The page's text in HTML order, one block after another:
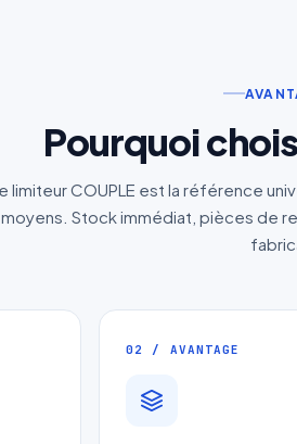
Pourquoi
limiteur COUPLE est la référence
moyens. Stock immédiat, pièces de
02 / AVANTAGE